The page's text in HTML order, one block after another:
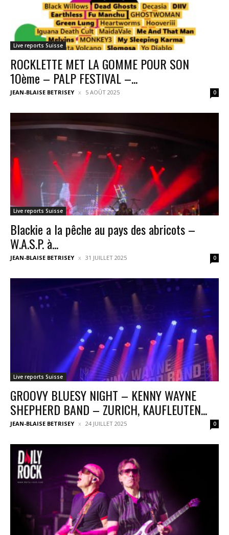
Live reports Suisse
ROCKLETTE MET LA GOMME POUR SON
1Oème – PALP FESTIVAL –...
JEAN-BLAISE BETRISEY 5 AOÛT 2025 0
Live reports Suisse
Blackie a la pêche au pays des abricots –
W.A.S.P. à...
JEAN-BLAISE BETRISEY 31 JUILLET 2025 0
Live reports Suisse
GROOVY BLUESY NIGHT – KENNY WAYNE
SHEPHERD BAND – ZURICH, KAUFLEUTEN...
JEAN-BLAISE BETRISEY 24 JUILLET 2025 0